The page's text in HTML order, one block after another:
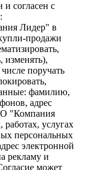
согласен с
Лидер" в
продажи
изменять),
поручать
фамилию,
адрес
"Компания
услугах
персональных
электронной
рекламу и
может